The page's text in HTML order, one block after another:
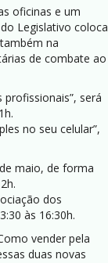
oficinas e um
Legislativo coloca
na
de combate ao
profissionais”, será
no seu celular”,
maio, de forma
dos
às 16:30h.
vender pela
duas novas